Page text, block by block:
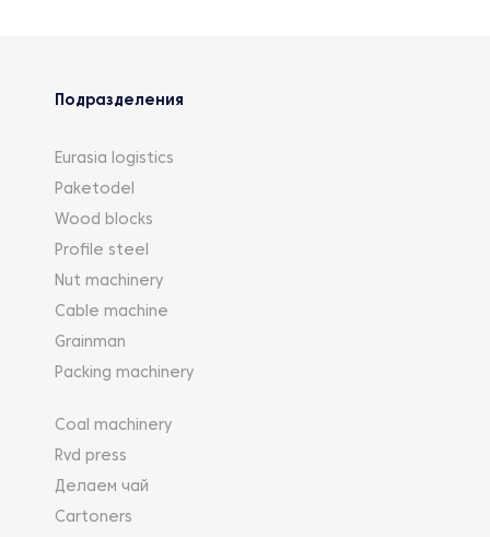
Подразделения
Eurasia logistics
Paketodel
Wood blocks
Profile steel
Nut machinery
Cable machine
Grainman
Packing machinery
Coal machinery
Rvd press
Делаем чай
Cartoners